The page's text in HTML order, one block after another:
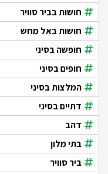
חושות בביר סוויר
חושות באל מחש
חופשה בסיני
חופים בסיני
המלצות בסיני
דתיים בסיני
דהב
בתי מלון
ביר סוויר